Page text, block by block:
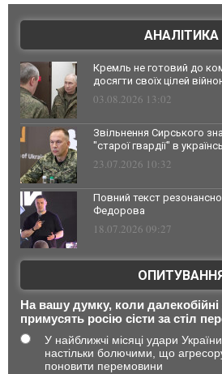
АНАЛІТИКА
Кремль не готовий до
досягти своїх цілей
03.08.2026 13:02
Звільнення Сирського
"старої гвардії" в
23.07.2026 10:32
Повний текст
Федорова
18.07.2026 09:27
ОПИТУВАННЯ
На вашу думку, коли далекобійні
примусять росію сісти за стіл
У найближчі місяці удари
настільки болючими, що
поновити перемовини